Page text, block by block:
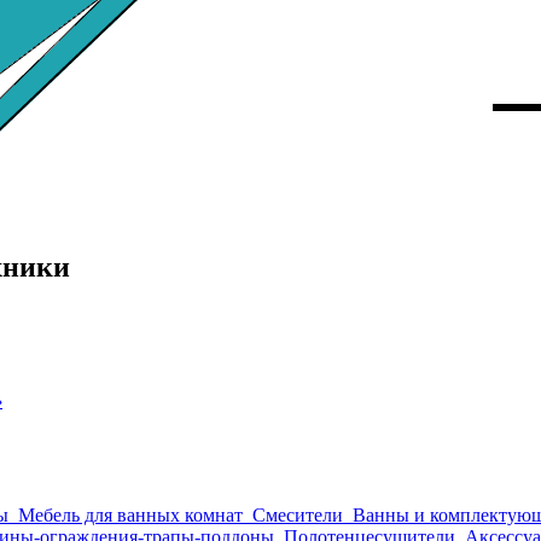
Мебель для ванных комнат Смесители Ванны и